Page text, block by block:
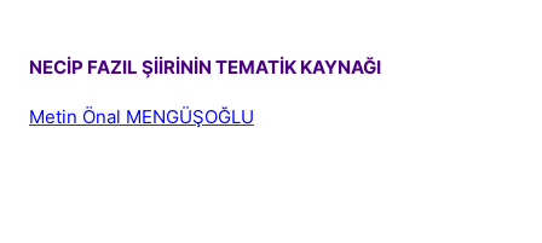
NECİP FAZIL ŞİİRİNİN TEMATİK KAYNAĞI
Metin Önal MENGÜŞOĞLU